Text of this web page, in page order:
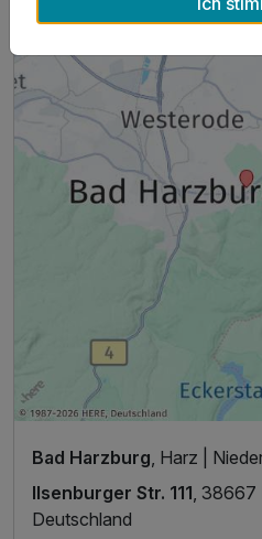
Bad Harzburg , Harz |
Ilsenburger Str. 111 ,
Deutschland